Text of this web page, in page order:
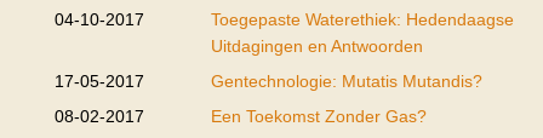
04-10-2017
Toegepaste Waterethiek: Hedendaagse
Uitdagingen en Antwoorden
17-05-2017
Gentechnologie: Mutatis Mutandis?
08-02-2017
Een Toekomst Zonder Gas?